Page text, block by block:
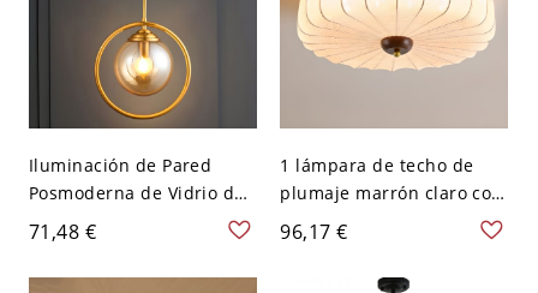
Iluminación de Pared
Posmoderna de Vidrio de
Orbe Luz de Pared 1
Bombilla para Cuarto -
Ámbar 110 A 120 V
71,48 €
1 lámpara de techo de
plumaje marrón claro con
pantalla de tela - 110 A
120 V 40,64 cm
96,17 €